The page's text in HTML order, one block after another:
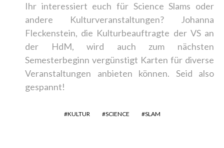
Ihr interessiert euch für Science Slams oder
andere Kulturveranstaltungen? Johanna
Fleckenstein, die Kulturbeauftragte der VS an
der HdM, wird auch zum nächsten
Semesterbeginn vergünstigt Karten für diverse
Veranstaltungen anbieten können. Seid also
gespannt!
KULTUR SCIENCE SLAM